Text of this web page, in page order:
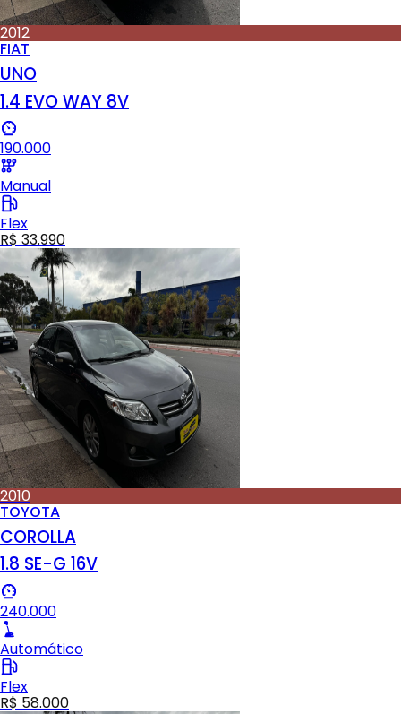
2012
FIAT
UNO
1.4 EVO WAY 8V
190.000
Manual
Flex
R$ 33.990
2010
TOYOTA
COROLLA
1.8 SE-G 16V
240.000
Automático
Flex
R$ 58.000